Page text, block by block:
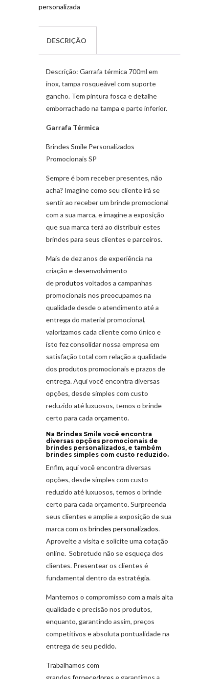
personalizada
DESCRIÇÃO
Descrição: Garrafa térmica 700ml em
inox, tampa rosqueável com suporte
gancho. Tem pintura fosca e detalhe
emborrachado na tampa e parte inferior.
Garrafa Térmica
Brindes Smile Personalizados
Promocionais SP
Sempre é bom receber presentes, não
acha? Imagine como seu cliente irá se
sentir ao receber um brinde promocional
com a sua marca, e imagine a exposição
que sua marca terá ao distribuir estes
brindes para seus clientes e parceiros.
Mais de dez anos de experiência na
criação e desenvolvimento
deprodutos voltados a campanhas
promocionais nos preocupamos na
qualidade desde o atendimento até a
entrega do material promocional,
valorizamos cada cliente como único e
isto fez consolidar nossa empresa em
satisfação total com relação a qualidade
dos produtos promocionais e prazos de
entrega. Aqui você encontra diversas
opções, desde simples com custo
reduzido até luxuosos, temos o brinde
certo para cada orçamento.
Na Brindes Smile você encontra
diversas opções promocionais de
brindes personalizados, e também
brindes simples com custo reduzido.
Enfim, aqui você encontra diversas
opções, desde simples com custo
reduzido até luxuosos, temos o brinde
certo para cada orçamento. Surpreenda
seus clientes e amplie a exposição de sua
marca com os brindes personalizados.
Aproveite a visita e solicite uma cotação
online. Sobretudo não se esqueça dos
clientes. Presentear os clientes é
fundamental dentro da estratégia.
Mantemos o compromisso com a mais alta
qualidade e precisão nos produtos,
enquanto, garantindo assim, preços
competitivos e absoluta pontualidade na
entrega de seu pedido.
Trabalhamos com